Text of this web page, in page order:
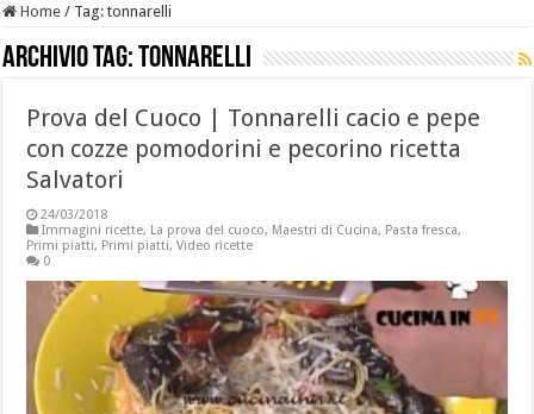
Home / Tag:tonnarelli
Archivio tag:tonnarelli
Prova del Cuoco | Tonnarelli cacio e pepe
con cozze pomodorini e pecorino ricetta
Salvatori
24/03/2018
Immagini ricette, La prova del cuoco, Maestri di Cucina, Pasta fresca,
Primi piatti, Primi piatti,Video ricette
0